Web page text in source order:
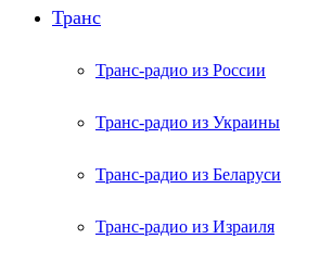
Транс
Транс-радио из России
Транс-радио из Украины
Транс-радио из Беларуси
Транс-радио из Израиля